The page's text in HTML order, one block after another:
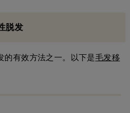
脱发
的有效方法之一。以下是毛发移